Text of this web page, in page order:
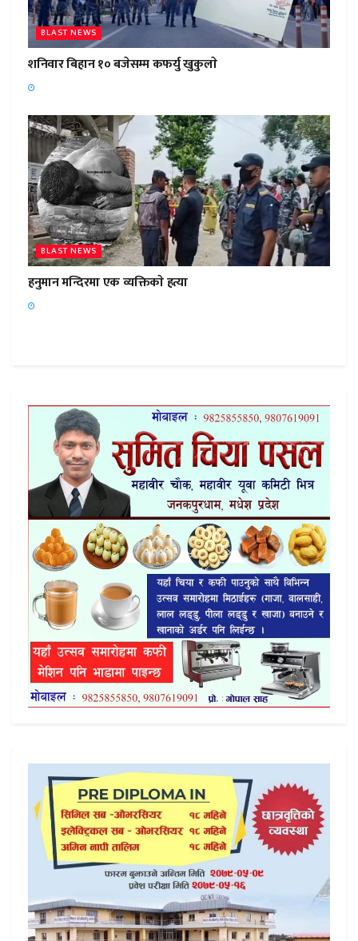
BLAST NEWS
शनिवार बिहान १० बजेसम्म कफर्यु खुकुलाे
BLAST NEWS
हनुमान मन्दिरमा एक व्यक्तिकाे हत्या